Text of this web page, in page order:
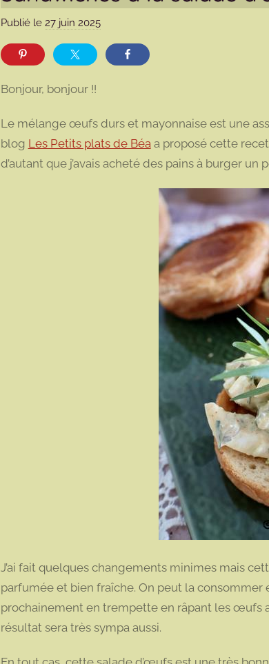
Publié le 27 juin 2025p
m
o
t
Bonjour, bonjour !!
Le mélange œufs durs et mayonnaise est une
blog Les Petits plats de Béa a proposé cette
d’autant que j’avais acheté des pains à burger
J’ai fait quelques changements minimes mais
parfumée et bien fraîche. On peut la
prochainement en trempette en râpant les œufs
résultat sera très sympa aussi.